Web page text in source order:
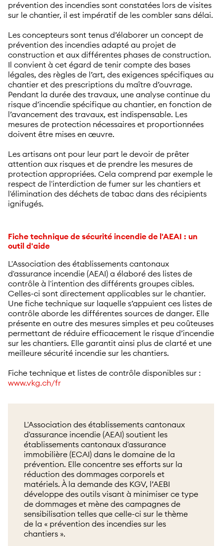
prévention des incendies sont constatées lors de visites
sur le chantier, il est impératif de les combler sans délai.
Les concepteurs sont tenus d’élaborer un concept de
prévention des incendies adapté au projet de
construction et aux différentes phases de construction.
Il convient à cet égard de tenir compte des bases
légales, des règles de l’art, des exigences spécifiques au
chantier et des prescriptions du maître d’ouvrage.
Pendant la durée des travaux, une analyse continue du
risque d’incendie spécifique au chantier, en fonction de
l’avancement des travaux, est indispensable. Les
mesures de protection nécessaires et proportionnées
doivent être mises en œuvre.
Les artisans ont pour leur part le devoir de prêter
attention aux risques et de prendre les mesures de
protection appropriées. Cela comprend par exemple le
respect de l'interdiction de fumer sur les chantiers et
l'élimination des déchets de tabac dans des récipients
ignifugés.
Fiche technique de sécurité incendie de l'AEAI : un
outil d'aide
L'Association des établissements cantonaux
d'assurance incendie (AEAI) a élaboré des listes de
contrôle à l'intention des différents groupes cibles.
Celles-ci sont directement applicables sur le chantier.
Une fiche technique sur laquelle s’appuient ces listes de
contrôle aborde les différentes sources de danger. Elle
présente en outre des mesures simples et peu coûteuses
permettant de réduire efficacement le risque d’incendie
sur les chantiers. Elle garantit ainsi plus de clarté et une
meilleure sécurité incendie sur les chantiers.
Fiche technique et listes de contrôle disponibles sur :
www.vkg.ch/fr
L'Association des établissements cantonaux
d'assurance incendie (AEAI) soutient les
établissements cantonaux d'assurance
immobilière (ECAI) dans le domaine de la
prévention. Elle concentre ses efforts sur la
réduction des dommages corporels et
matériels. À la demande des KGV, l’AEBI
développe des outils visant à minimiser ce type
de dommages et mène des campagnes de
sensibilisation telles que celle-ci sur le thème
de la « prévention des incendies sur les
chantiers ».